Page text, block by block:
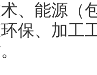
、能源（
保、加工